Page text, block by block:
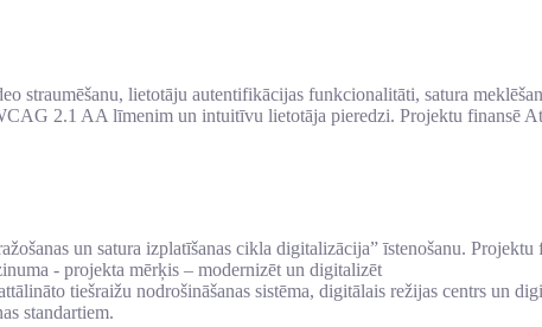
straumēšanu, lietotāju autentifikācijas funkcionalitāti, satura
2.1 AA līmenim un intuitīvu lietotāja pieredzi. Projektu finansē
un satura izplatīšanas cikla digitalizācija” īstenošanu.
- projekta mērķis – modernizēt un digitalizēt
tiešraižu nodrošināšanas sistēma, digitālais režijas centrs un
standartiem.